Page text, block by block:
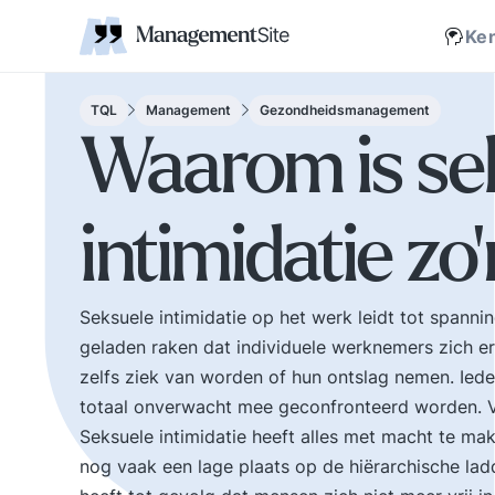
verantwoordelijkheid
en bestuurlijke wijsheid.
Ook de belangrijke
bestuurlijke valkuilen
bestuurlijke drukte,
organisatierot en het
prestige. Tips en
ideeen voor goed
bestuur.
Zelforganisatie 'klein
binnen groot'. De
transitie naar een
zelfsturende
organisatie. Distributie
van zeggenschap en
naar het laagste niveau
in een organisatie waar
een vakkundig besluit
genomen kan
Corporate communicatie
Disruptie
Ethiek, integriteit, moreel kompas
Scholing
Non-profit
jonge leiding geven
kleine letters ervoor en er is contact. Zijn
TQL Management Gezondheidsmanagement
Waarom is
intimidatie
Seksuele intimidatie op het werk leidt tot
geladen raken dat individuele werknemers zich
zelfs ziek van worden of hun ontslag nemen.
totaal onverwacht mee geconfronteerd worden.
Seksuele intimidatie heeft alles met macht te
nog vaak een lage plaats op de hiërarchische